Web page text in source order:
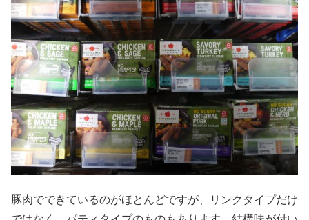
豚肉でできているのがほとんどですが、リンクタイプだけ